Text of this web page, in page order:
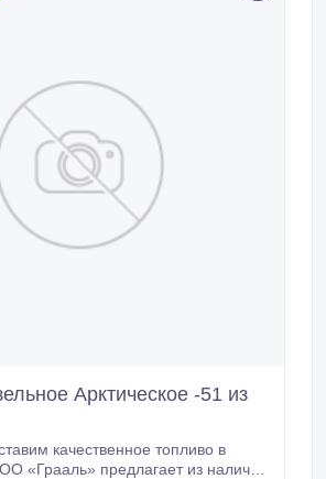
Арктическое -51 из
качественное топливо в
«Грааль» предлагает из наличия